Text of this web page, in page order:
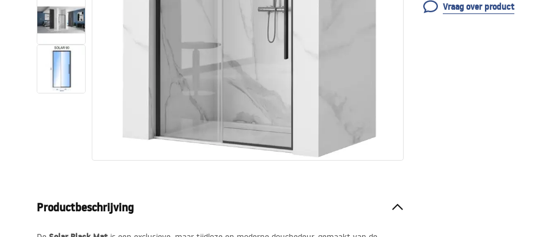
Wastafels
Baden en badwanden
Vraag over product
Productbeschrijving